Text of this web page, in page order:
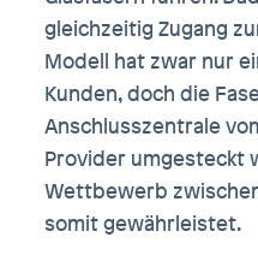
gleichzeitig Zugang
Modell hat zwar nur
Kunden, doch die
Anschlusszentrale
Provider umgesteckt
Wettbewerb
somit gewährleistet.